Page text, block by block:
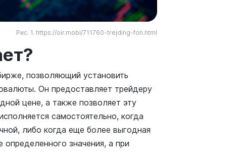
Рис. 1. https://oir.mobi/711760-trejding-fon.html
позволяющий установить
Он предоставляет трейдеру
цене, а также позволяет эту
самостоятельно, когда
либо когда еще более выгодная
значения, а при